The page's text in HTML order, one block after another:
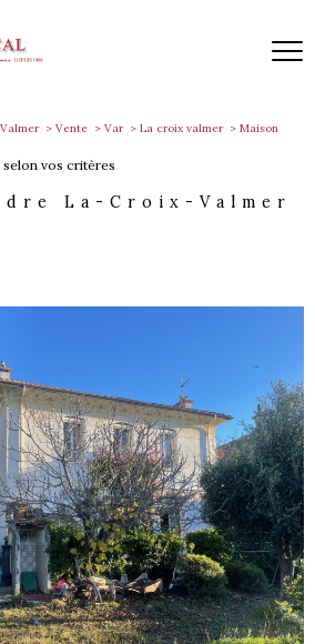
Vente Var La croix valmer Maison
vos critères
La-Croix-Valmer
voir le
bien